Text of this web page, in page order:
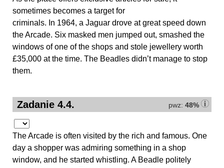
sometimes becomes a target for
criminals. In 1964, a Jaguar drove at great speed down
the Arcade. Six masked men jumped out, smashed the
windows of one of the shops and stole jewellery worth
£35,000 at the time. The Beadles didn’t manage to stop
them.
pwz: 48%
Zadanie 4.4.
The Arcade is often visited by the rich and famous. One
day a shopper was admiring something in a shop
window, and he started whistling. A Beadle politely